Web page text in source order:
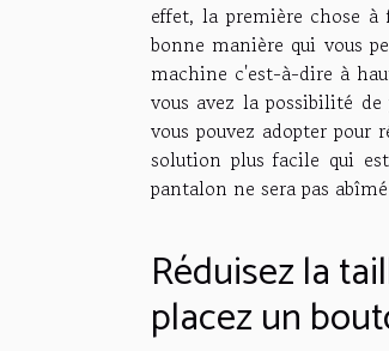
effet, la première chose
bonne manière qui vous
machine c'est-à-dire à
vous avez la possibilité
vous pouvez adopter
solution plus facile qui
pantalon ne sera pas
Réduisez la
placez un